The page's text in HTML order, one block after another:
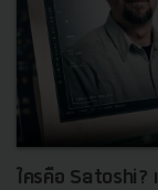
ใครคือ Satoshi?